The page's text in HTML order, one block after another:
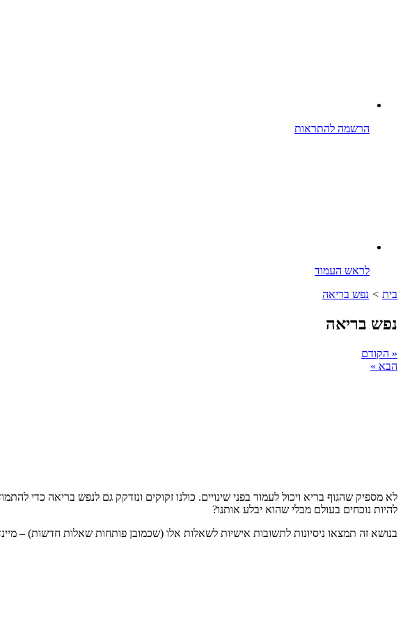
הרשמה להתראות
לראש העמוד
בית > נפש בריאה
נפש בריאה
« הקודם
הבא »
לא מספיק שהגוף בריא ויכול לעמוד בפני שינויים. כולנו זקוקים ונזדקק גם לנפש בריאה כדי
להיות נוכחים בעולם מבלי שהוא יבלע אותנו?
בנושא זה תמצאו ניסיונות לתשובות אישיות לשאלות אלו (שכמובן פותחות שאלות חדשות) –